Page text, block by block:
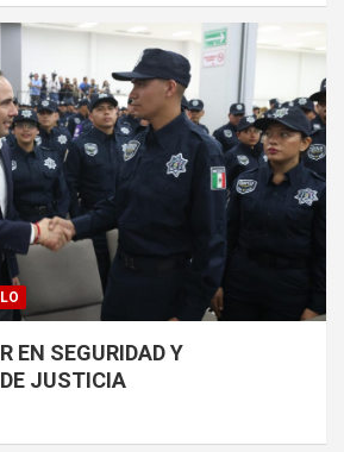
EN SEGURIDAD Y
JUSTICIA